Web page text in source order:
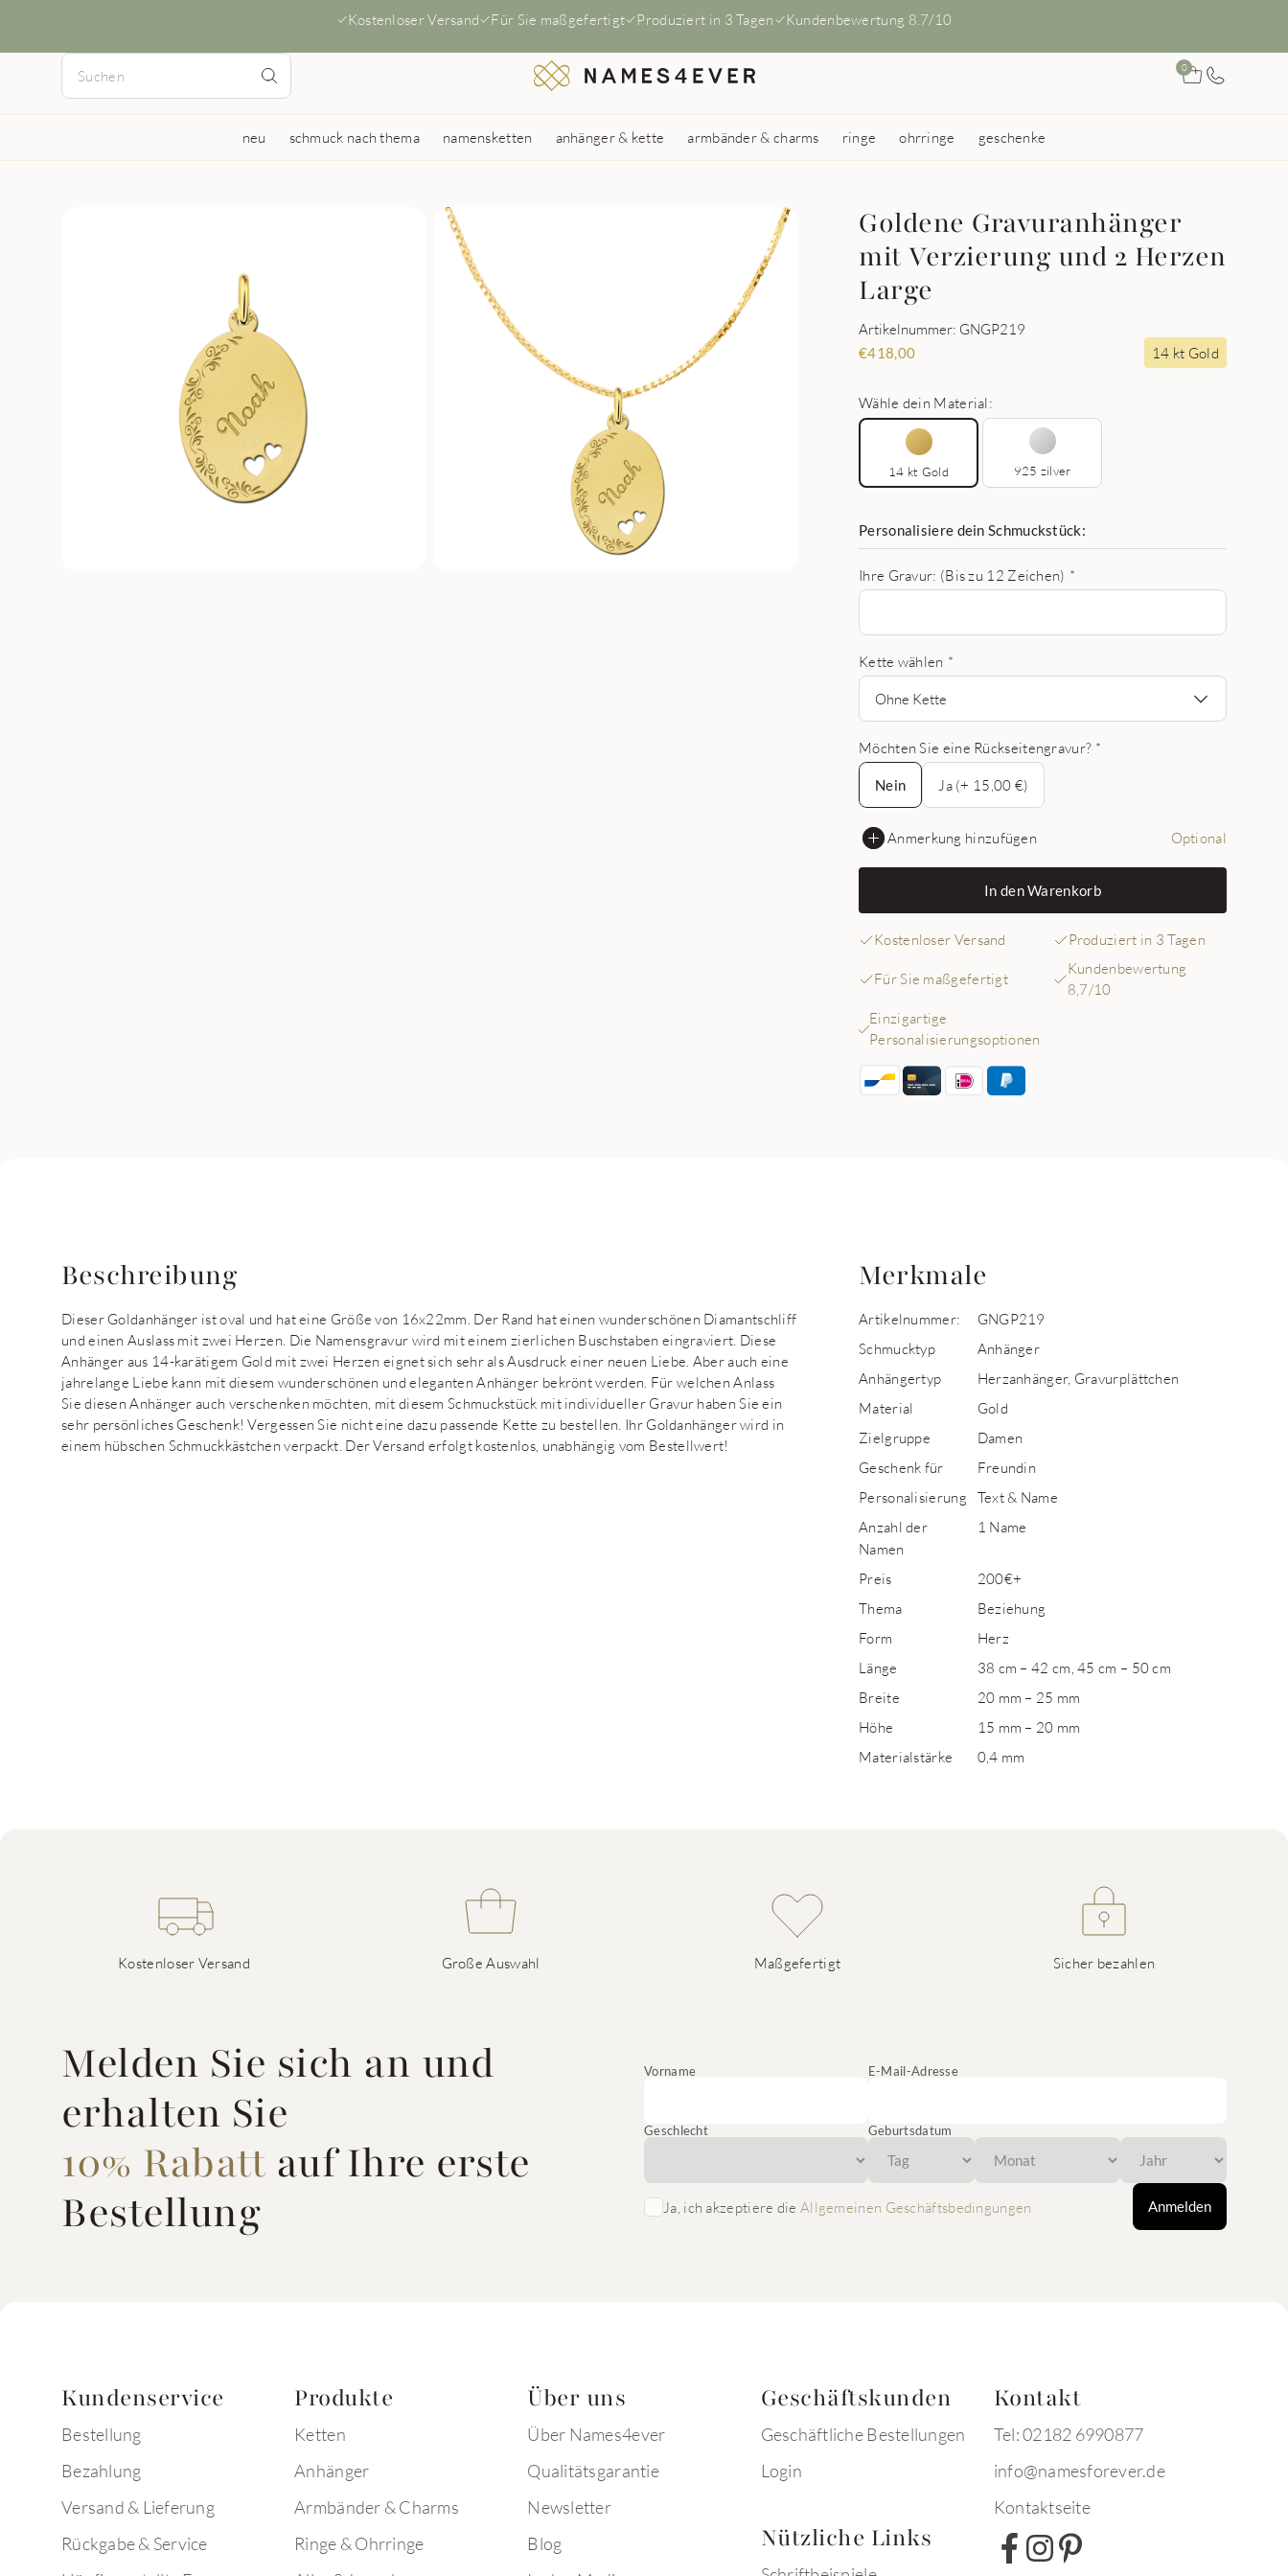
Kostenloser Versand Für Sie maßgefertigt Produziert in 3 Tagen Kundenbewertung 8.7/10
0
neu schmuck nach thema namensketten anhänger & kette armbänder & charms ringe ohrringe geschenke
Goldene Gravuranhänger
mit Verzierung und 2 Herzen
Large
Artikelnummer: GNGP219
€418,00 14 kt Gold
Wähle dein Material:
14 kt Gold 925 zilver
Personalisiere dein Schmuckstück:
Ihre Gravur: (Bis zu 12 Zeichen) *
Kette wählen *
Ohne Kette
Möchten Sie eine Rückseitengravur? *
Nein
Nein
Ja (+ 15,00 €)
Anmerkung hinzufügen Optional
In den Warenkorb
Kostenloser Versand Produziert in 3 Tagen
Für Sie maßgefertigt
Kundenbewertung
8,7/10
Einzigartige
Personalisierungsoptionen
Beschreibung
Dieser Goldanhänger ist oval und hat eine Größe von 16x22mm. Der Rand hat einen wunderschönen Diamantschliff
und einen Auslass mit zwei Herzen. Die Namensgravur wird mit einem zierlichen Buschstaben eingraviert. Diese
Anhänger aus 14-karätigem Gold mit zwei Herzen eignet sich sehr als Ausdruck einer neuen Liebe. Aber auch eine
jahrelange Liebe kann mit diesem wunderschönen und eleganten Anhänger bekrönt werden. Für welchen Anlass
Sie diesen Anhänger auch verschenken möchten, mit diesem Schmuckstück mit individueller Gravur haben Sie ein
sehr persönliches Geschenk! Vergessen Sie nicht eine dazu passende Kette zu bestellen. Ihr Goldanhänger wird in
einem hübschen Schmuckkästchen verpackt. Der Versand erfolgt kostenlos, unabhängig vom Bestellwert!
Merkmale
Artikelnummer:
GNGP219
Schmucktyp
Anhänger
Anhängertyp
Herzanhänger, Gravurplättchen
Material
Gold
Zielgruppe
Damen
Geschenk für
Freundin
Personalisierung
Text & Name
Anzahl der
Namen
1 Name
Preis
200€+
Thema
Beziehung
Form
Herz
Länge
38 cm – 42 cm, 45 cm – 50 cm
Breite
20 mm – 25 mm
Höhe
15 mm – 20 mm
Materialstärke
0,4 mm
Kostenloser Versand Große Auswahl Maßgefertigt Sicher bezahlen
Melden Sie sich an und
erhalten Sie
10% Rabattauf Ihre erste
Bestellung
Vorname E-Mail-Adresse
Geschlecht Geburtsdatum
Ja, ich akzeptiere die Allgemeinen Geschäftsbedingungen Anmelden
Kundenservice
Bestellung
Bezahlung
Versand & Lieferung
Rückgabe & Service
Produkte
Ketten
Anhänger
Armbänder & Charms
Ringe & Ohrringe
Über uns
Über Names4ever
Qualitätsgarantie
Newsletter
Blog
Geschäftskunden
Geschäftliche Bestellungen
Login
Nützliche Links
Kontakt
Tel: 02182 6990877
info@namesforever.de
Kontaktseite